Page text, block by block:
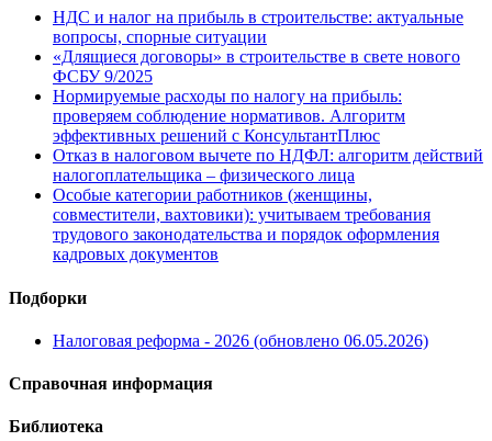
НДС и налог на прибыль в строительстве: актуальные
вопросы, спорные ситуации
«Длящиеся договоры» в строительстве в свете нового
ФСБУ 9/2025
Нормируемые расходы по налогу на прибыль:
проверяем соблюдение нормативов. Алгоритм
эффективных решений с КонсультантПлюс
Отказ в налоговом вычете по НДФЛ: алгоритм действий
налогоплательщика – физического лица
Особые категории работников (женщины,
совместители, вахтовики): учитываем требования
трудового законодательства и порядок оформления
кадровых документов
Подборки
Налоговая реформа - 2026 (обновлено 06.05.2026)
Справочная информация
Библиотека